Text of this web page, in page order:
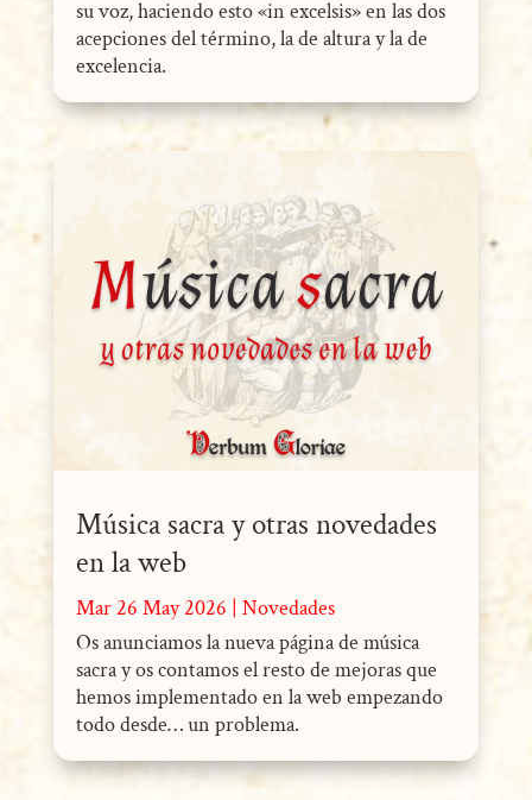
su voz, haciendo esto «in excelsis» en las dos
acepciones del término, la de altura y la de
excelencia.
Música sacra y otras novedades
en la web
Mar 26 May 2026
Novedades
Os anunciamos la nueva página de música
sacra y os contamos el resto de mejoras que
hemos implementado en la web empezando
todo desde… un problema.